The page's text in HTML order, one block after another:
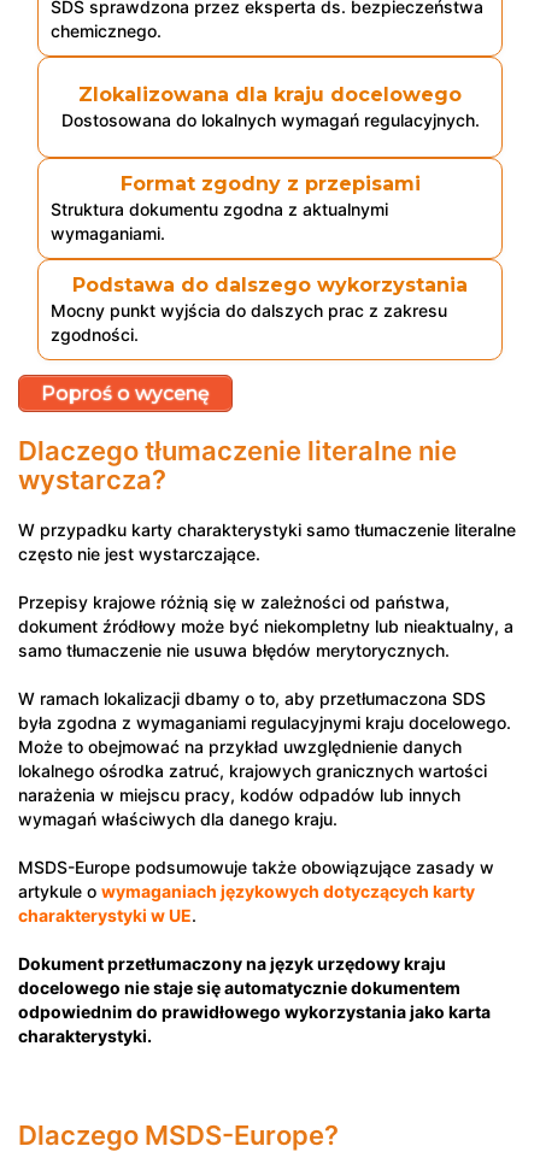
SDS sprawdzona przez eksperta ds. bezpieczeństwa
chemicznego.
Zlokalizowana dla kraju docelowego
Dostosowana do lokalnych wymagań regulacyjnych.
Format zgodny z przepisami
Struktura dokumentu zgodna z aktualnymi
wymaganiami.
Podstawa do dalszego wykorzystania
Mocny punkt wyjścia do dalszych prac z zakresu
zgodności.
Poproś o wycenę
Dlaczego tłumaczenie literalne nie
wystarcza?
W przypadku karty charakterystyki samo tłumaczenie literalne
często nie jest wystarczające.
Przepisy krajowe różnią się w zależności od państwa,
dokument źródłowy może być niekompletny lub nieaktualny, a
samo tłumaczenie nie usuwa błędów merytorycznych.
W ramach lokalizacji dbamy o to, aby przetłumaczona SDS
była zgodna z wymaganiami regulacyjnymi kraju docelowego.
Może to obejmować na przykład uwzględnienie danych
lokalnego ośrodka zatruć, krajowych granicznych wartości
narażenia w miejscu pracy, kodów odpadów lub innych
wymagań właściwych dla danego kraju.
MSDS-Europe podsumowuje także obowiązujące zasady w
artykule o wymaganiach językowych dotyczących karty
charakterystyki w UE.
Dokument przetłumaczony na język urzędowy kraju
docelowego nie staje się automatycznie dokumentem
odpowiednim do prawidłowego wykorzystania jako karta
charakterystyki.
Dlaczego MSDS-Europe?